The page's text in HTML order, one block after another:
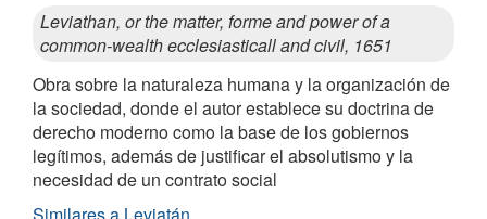
Leviathan, or the matter, forme and power of a
common-wealth ecclesiasticall and civil, 1651
Obra sobre la naturaleza humana y la organización de
la sociedad, donde el autor establece su doctrina de
derecho moderno como la base de los gobiernos
legítimos, además de justificar el absolutismo y la
necesidad de un contrato social